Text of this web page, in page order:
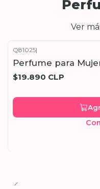
Ver
Q81025|
Perfume para
$19.890 CLP